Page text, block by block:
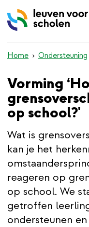
naar
de
inhoud
gaan
Home Ondersteuning
Vorming
op school?'
Wat is
kan je het
reageren op
op school. We
getroffen
ondersteunen